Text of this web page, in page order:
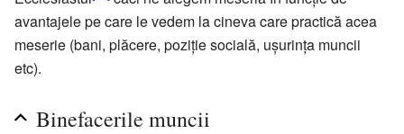
avantajele pe care le vedem la cineva care practică acea
meserie (bani, plăcere, poziție socială, ușurința muncii
etc).
Binefacerile muncii